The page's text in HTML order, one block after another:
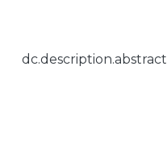
dc.description.abstract